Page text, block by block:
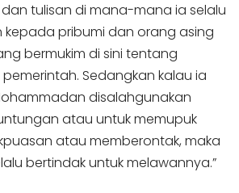
dan tulisan di mana-mana ia selalu
pribumi dan orang asing
bermukim di sini tentang
Sedangkan kalau ia
disalahgunakan
atau untuk memupuk
atau memberontak, maka
bertindak untuk melawannya.”